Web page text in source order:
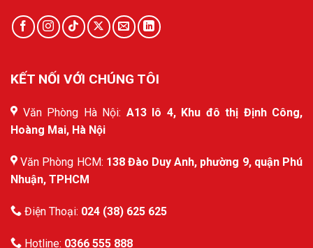
KẾT NỐI VỚI CHÚNG TÔI
Văn Phòng Hà Nội: A13 lô 4, Khu đô thị Định Công,
Hoàng Mai, Hà Nội
Văn Phòng HCM: 138 Đào Duy Anh, phường 9, quận Phú
Nhuận, TPHCM
Điện Thoại: 024 (38) 625 625
Hotline: 0366 555 888